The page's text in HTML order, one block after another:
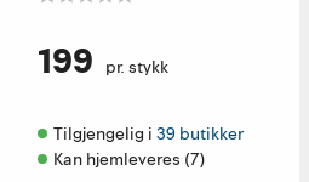
199 pr. stykk
Tilgjengelig i 39 butikker
Kan hjemleveres (7)